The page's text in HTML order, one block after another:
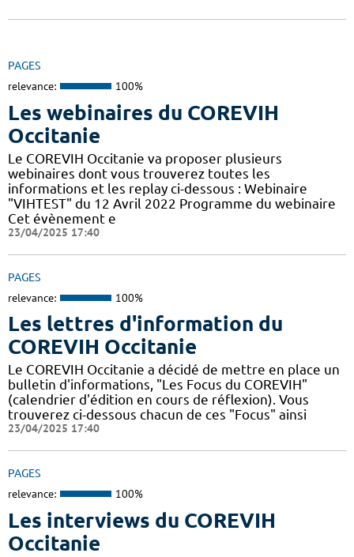
PAGES
relevance: 100%
Les webinaires du COREVIH
Occitanie
Le COREVIH Occitanie va proposer plusieurs
webinaires dont vous trouverez toutes les
informations et les replay ci-dessous : Webinaire
"VIHTEST" du 12 Avril 2022 Programme du webinaire
Cet évènement e
23/04/2025 17:40
PAGES
relevance: 100%
Les lettres d'information du
COREVIH Occitanie
Le COREVIH Occitanie a décidé de mettre en place un
bulletin d'informations, "Les Focus du COREVIH"
(calendrier d'édition en cours de réflexion). Vous
trouverez ci-dessous chacun de ces "Focus" ainsi
23/04/2025 17:40
PAGES
relevance: 100%
Les interviews du COREVIH
Occitanie